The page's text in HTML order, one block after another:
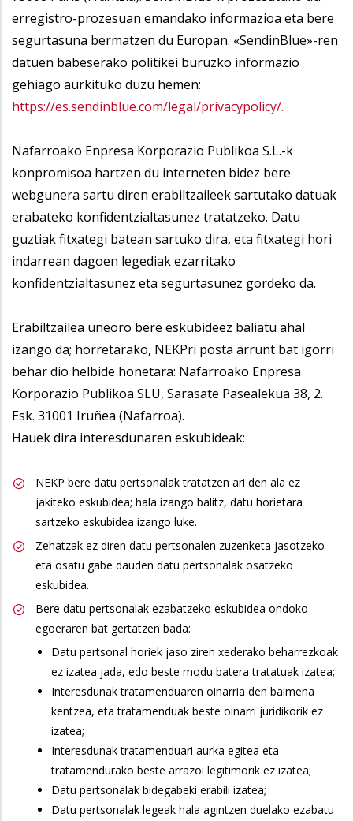
erregistro-prozesuan emandako informazioa eta bere
segurtasuna bermatzen du Europan. «SendinBlue»-ren
datuen babeserako politikei buruzko informazio
gehiago aurkituko duzu hemen:
https://es.sendinblue.com/legal/privacypolicy/.
Nafarroako Enpresa Korporazio Publikoa S.L.-k
konpromisoa hartzen du interneten bidez bere
webgunera sartu diren erabiltzaileek sartutako datuak
erabateko konfidentzialtasunez tratatzeko. Datu
guztiak fitxategi batean sartuko dira, eta fitxategi hori
indarrean dagoen legediak ezarritako
konfidentzialtasunez eta segurtasunez gordeko da.
Erabiltzailea uneoro bere eskubideez baliatu ahal
izango da; horretarako, NEKPri posta arrunt bat igorri
behar dio helbide honetara: Nafarroako Enpresa
Korporazio Publikoa SLU, Sarasate Pasealekua 38, 2.
Esk. 31001 Iruñea (Nafarroa).
Hauek dira interesdunaren eskubideak:
NEKP bere datu pertsonalak tratatzen ari den ala ez
jakiteko eskubidea; hala izango balitz, datu horietara
sartzeko eskubidea izango luke.
Zehatzak ez diren datu pertsonalen zuzenketa jasotzeko
eta osatu gabe dauden datu pertsonalak osatzeko
eskubidea.
Bere datu pertsonalak ezabatzeko eskubidea ondoko
egoeraren bat gertatzen bada:
Datu pertsonal horiek jaso ziren xederako beharrezkoak
ez izatea jada, edo beste modu batera tratatuak izatea;
Interesdunak tratamenduaren oinarria den baimena
kentzea, eta tratamenduak beste oinarri juridikorik ez
izatea;
Interesdunak tratamenduari aurka egitea eta
tratamendurako beste arrazoi legitimorik ez izatea;
Datu pertsonalak bidegabeki erabili izatea;
Datu pertsonalak legeak hala agintzen duelako ezabatu